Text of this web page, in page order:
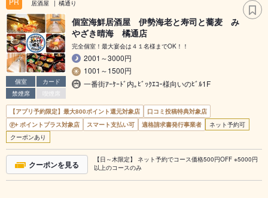
居酒屋 橘通り
個室
カード
禁煙席
喫煙席
個室海鮮居酒屋 伊勢海老と寿司と蕎麦 み
やざき晴海 橘通店
完全個室！最大宴会は４１名様までOK！！
2001～3000円
1001～1500円
一番街ｱｰｹｰﾄﾞ内｡ﾋﾞｯｸｴｺｰ様向いのﾋﾞﾙ1F
【アプリ予約限定】最大800ポイント還元対象店
口コミ投稿特典対象店
ポイントプラス対象店
スマート支払い可 適格請求書発行事業者
ネット予約可
クーポンあり
クーポンを見る
【日～木限定】 ネット予約でコース価格500円OFF ※5000円
以上のコースのみ